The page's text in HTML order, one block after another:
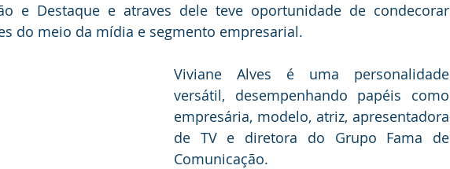
e Destaque e atraves dele teve oportunidade de condecorar
do meio da mídia e segmento empresarial.
Viviane Alves é uma personalidade
versátil, desempenhando papéis como
empresária, modelo, atriz, apresentadora
de TV e diretora do Grupo Fama de
Comunicação.